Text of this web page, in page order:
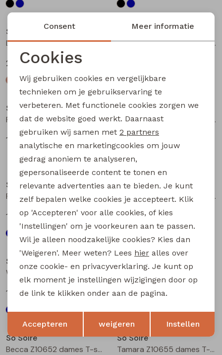
Sale
So Soire
Lianna Z10669 dames piraat Zand
20,00 39,99
Sale
So Soire
Lianna Z10669 dames piraat Groen licht
Sale
So Soire
Pernille Z10549 dames T-shirt km Blauw licht
10,00
So Soire
Fabia Z10657 dames T-shirt km Kobalt
14,00
So Soire
Fabia Z10657 dames T-shirt km Paars
14,00
27,99
So Soire
May Z10647 dames T-shirt km Army
14,00 27,99
Sale
So Soire
Wendy Z10551 dames bloese lm Indigo
15,00
29,99
So Soire
15,00 29,99
So Soire
Becca Z10652 dames T-shirt km Army
So Soire
Tamara Z10655 dames T-shirt km Army
Noodzakelijke cookies
Analytische cookies
Marketing cookies
Terug Opslaan
Consent Meer informatie
Cookies
Wij gebruiken cookies en vergelijkbare
technieken om je gebruikservaring te
verbeteren. Met functionele cookies zorgen we
dat de website goed werkt. Daarnaast
gebruiken wij samen met 2 partners
analytische en marketingcookies om jouw
gedrag anoniem te analyseren,
gepersonaliseerde content te tonen en
relevante advertenties aan te bieden. Je kunt
zelf bepalen welke cookies je accepteert. Klik
op 'Accepteren' voor alle cookies, of kies
'Instellingen' om je voorkeuren aan te passen.
Wil je alleen noodzakelijke cookies? Kies dan
'Weigeren'. Meer weten? Lees hier alles over
onze cookie- en privacyverklaring. Je kunt op
elk moment je instellingen wijzigingen door op
de link te klikken onder aan de pagina.
Accepteren weigeren Instellen